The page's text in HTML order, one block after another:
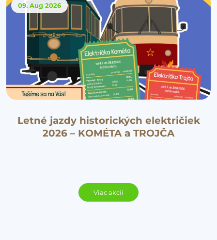
09. Aug 2026
Letné jazdy historických električiek
2026 – KOMÉTA a TROJČA
Viac akcií